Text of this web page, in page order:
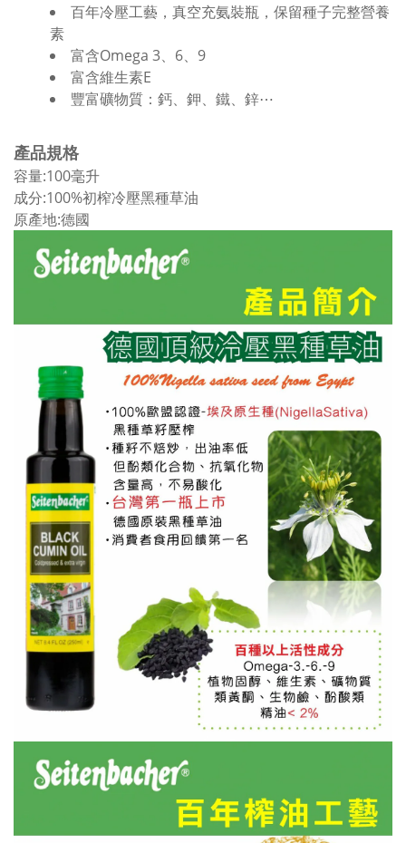
百年冷壓工藝，真空充氨裝瓶，保留種子完整營養
素
富含Omega 3、6、9
富含維生素E
豐富礦物質：鈣、鉀、鐵、鋅⋯
產品規格
容量:100毫升
成分:100%初榨冷壓黑種草油
原產地:德國